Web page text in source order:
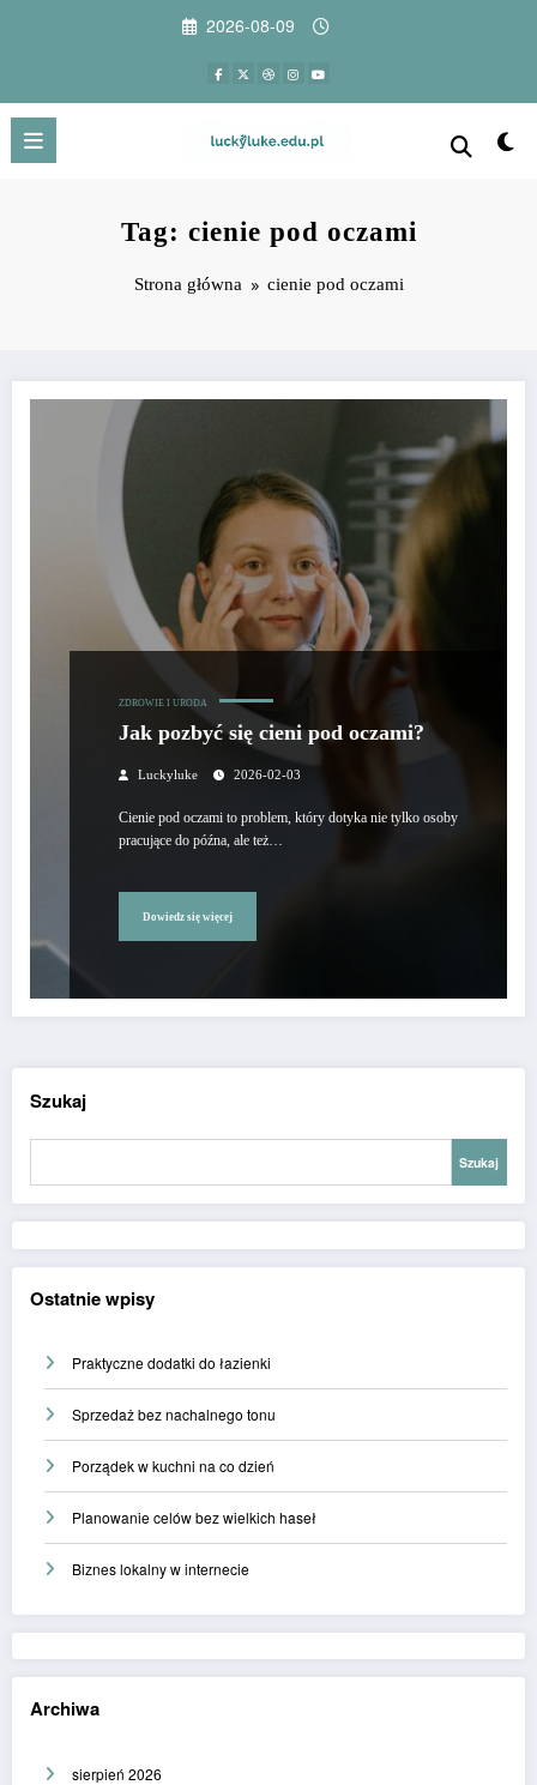
2026-08-09
Tag: cienie pod oczami
Strona główna cienie pod oczami
ZDROWIE I URODA
Jak pozbyć się cieni pod oczami?
Luckyluke 2026-02-03
Cienie pod oczami to problem, który dotyka nie tylko osoby
pracujące do późna, ale też…
Dowiedz się więcej
Szukaj
Szukaj
Ostatnie wpisy
Praktyczne dodatki do łazienki
Sprzedaż bez nachalnego tonu
Porządek w kuchni na co dzień
Planowanie celów bez wielkich haseł
Biznes lokalny w internecie
Archiwa
sierpień 2026